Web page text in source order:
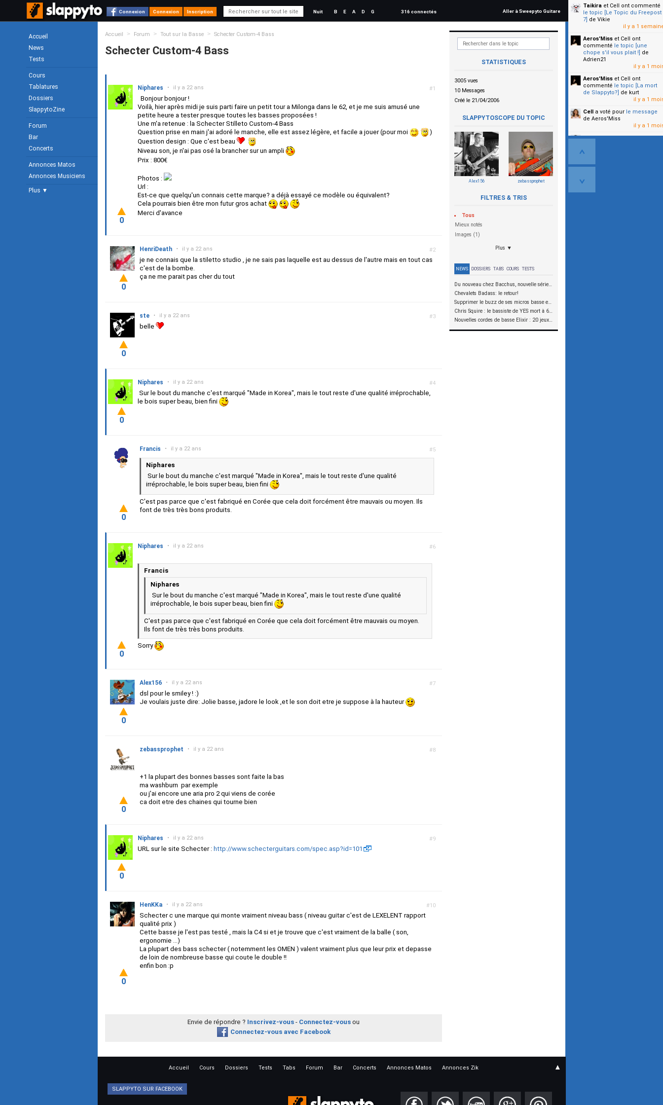
Connexion Connexion Inscription Nuit B E A D G 316 connectés Aller à Sweepyto Guitare
Accueil
News
Tests
Cours
Tablatures
Dossiers
SlappytoZine
Forum
Bar
Concerts
Annonces Matos
Annonces Musiciens
Plus ▼
Accueil > Forum > Tout sur la Basse > Schecter Custom-4 Bass
Schecter Custom-4 Bass
STATISTIQUES
3005 vues
10 Messages
Créé le 21/04/2006
SLAPPYTOSCOPE DU TOPIC
Alex156 zebassprophet
FILTRES & TRIS
Tous
Mieux notés
Images (1)
Plus ▼
NEWS DOSSIERS TABS COURS TESTS
Du nouveau chez Bacchus, nouvelle série SCD
Chevalets Badass: le retour!
Supprimer le buzz de ses micros basse en reliant les aimants à la masse
Chris Squire : le bassiste de YES mort à 67 ans
Nouvelles cordes de basse Elixir : 20 jeux à tester !
#1
Niphares • il y a 22 ans
Bonjour bonjour !
Voilà, hier après midi je suis parti faire un petit tour a Milonga dans le 62, et je me suis amusé une
petite heure a tester presque toutes les basses proposées !
Une m'a retenue : la Schecter Stilleto Custom-4 Bass
Question prise en main j'ai adoré le manche, elle est assez légère, et facile a jouer (pour moi
)
Question design : Que c'est beau
Niveau son, je n'ai pas osé la brancher sur un ampli
Prix : 800€
Photos :
Url :
Est-ce que quelqu'un connais cette marque? a déjà essayé ce modèle ou équivalent?
Cela pourrais bien être mon futur gros achat
Merci d'avance
0
#2
HenriDeath • il y a 22 ans
je ne connais que la stiletto studio , je ne sais pas laquelle est au dessus de l'autre mais en tout cas
c'est de la bombe.
ça ne me parait pas cher du tout
0
#3
ste • il y a 22 ans
belle
0
#4
Niphares • il y a 22 ans
Sur le bout du manche c'est marqué "Made in Korea", mais le tout reste d'une qualité irréprochable,
le bois super beau, bien fini
0
#5
Francis • il y a 22 ans
Niphares
Sur le bout du manche c'est marqué "Made in Korea", mais le tout reste d'une qualité
irréprochable, le bois super beau, bien fini
C'est pas parce que c'est fabriqué en Corée que cela doit forcément être mauvais ou moyen. Ils
font de très très bons produits.
0
#6
Niphares • il y a 22 ans
Francis
Niphares
Sur le bout du manche c'est marqué "Made in Korea", mais le tout reste d'une qualité
irréprochable, le bois super beau, bien fini
C'est pas parce que c'est fabriqué en Corée que cela doit forcément être mauvais ou moyen.
Ils font de très très bons produits.
Sorry
0
#7
Alex156 • il y a 22 ans
dsl pour le smiley ! :)
Je voulais juste dire: Jolie basse, jadore le look ,et le son doit etre je suppose à la hauteur
0
#8
zebassprophet • il y a 22 ans
+1 la plupart des bonnes basses sont faite la bas
ma washburn par exemple
ou j'ai encore une aria pro 2 qui viens de corée
ca doit etre des chaines qui tourne bien
0
#9
Niphares • il y a 22 ans
URL sur le site Schecter : http://www.schecterguitars.com/spec.asp?id=101
0
#10
HenKKa • il y a 22 ans
Schecter c une marque qui monte vraiment niveau bass ( niveau guitar c'est de LEXELENT rapport
qualité prix )
Cette basse je l'est pas testé , mais la C4 si et je trouve que c'est vraiment de la balle ( son,
ergonomie ...)
La plupart des bass schecter ( notemment les OMEN ) valent vraiment plus que leur prix et depasse
de loin de nombreuse basse qui coute le double !!
enfin bon :p
0
Envie de répondre ? Inscrivez-vous - Connectez-vous ou
Connectez-vous avec Facebook
Taikira et Cell ont commenté
le topic [Le Topic du Freepost
7] de Vikie
il y a 1
Aeros'Miss et Cell ont
commenté le topic [une
chope s'il vous plait !] de
Adrien21
il y a 1
Aeros'Miss et Cell ont
commenté le topic [La mort
de Slappyto?] de kurt
il y a 1
Cell a voté pour le message
de Aeros'Miss
il y a 1
Cella voté pourle message
Accueil Cours Dossiers Tests Tabs Forum Bar Concerts Annonces Matos Annonces Zik ▲
SLAPPYTO SUR FACEBOOK